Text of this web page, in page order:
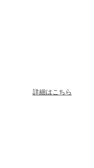
詳細はこちら